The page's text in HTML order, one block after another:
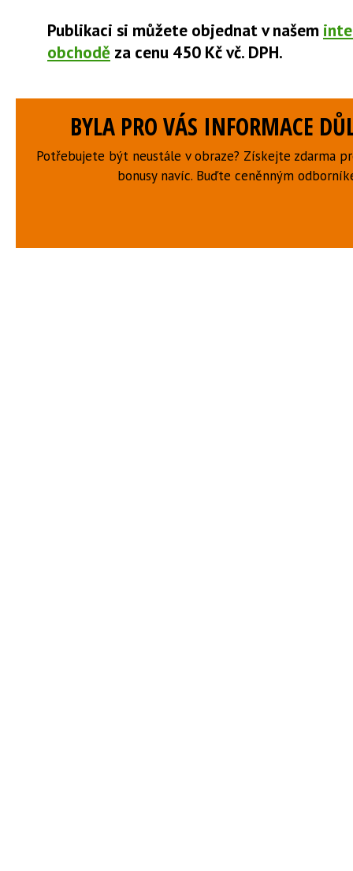
Publikaci si můžete objednat v našem
obchodě za cenu 450 Kč vč. DPH.
BYLA PRO VÁS INFORMACE
Potřebujete být neustále v obraze? Získejte zdarma
bonusy navíc. Buďte ceněnným